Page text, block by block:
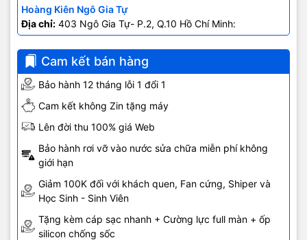
Hoàng Kiên Ngô Gia Tự
Địa chỉ: 403 Ngô Gia Tự- P.2, Q.10 Hồ Chí Minh:
0707.678.707
Cam kết bán hàng
Bảo hành 12 tháng lỗi 1 đổi 1
Cam kết không Zin tặng máy
Lên đời thu 100% giá Web
Bảo hành rơi vỡ vào nước sửa chữa miễn phí không
giới hạn
Giảm 100K đối với khách quen, Fan cứng, Shiper và
Học Sinh - Sinh Viên
Tặng kèm cáp sạc nhanh + Cường lực full màn + ốp
silicon chống sốc